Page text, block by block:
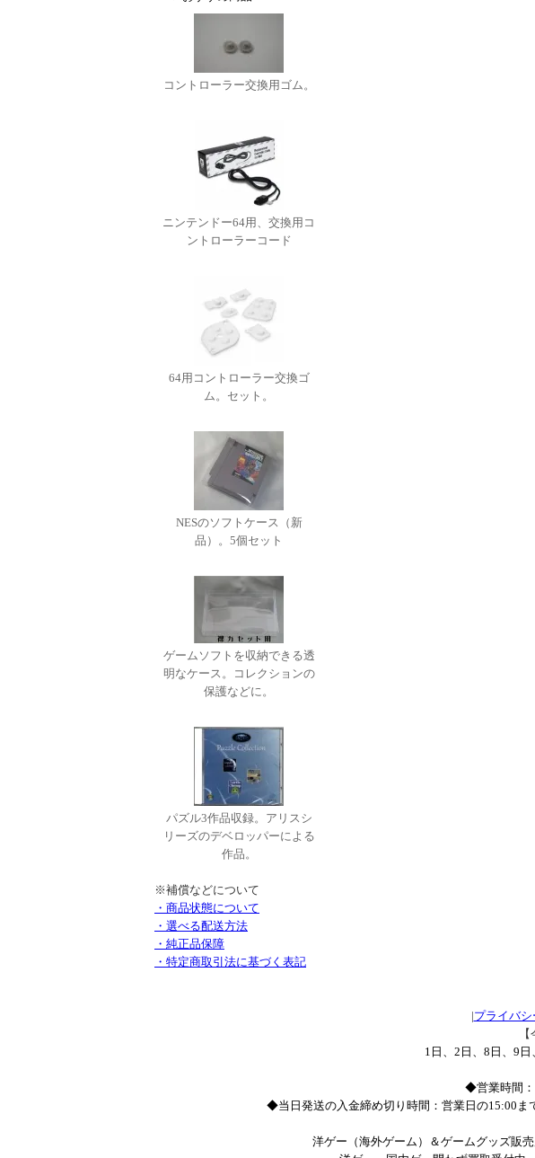
コントローラー交換用ゴム。
ニンテンドー64用、交換用コ
ントローラーコード
64用コントローラー交換ゴ
ム。セット。
NESのソフトケース（新
品）。5個セット
ゲームソフトを収納できる透
明なケース。コレクションの
保護などに。
パズル3作品収録。アリスシ
リーズのデベロッパーによる
作品。
※補償などについて
・商品状態について
・選べる配送方法
・純正品保障
・特定商取引法に基づく表記
|プライバ
1日、2日、8日、9
◆営業時間：
◆当日発送の入金締め切り時間：営業日の15:00ま
洋ゲー（海外ゲーム）＆ゲームグッズ販